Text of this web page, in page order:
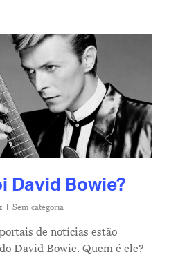
David Bowie?
Sem categoria
de notícias estão
David Bowie. Quem é ele?